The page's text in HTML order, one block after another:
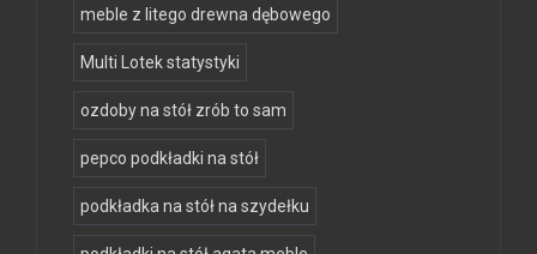
meble z litego drewna dębowego
Multi Lotek statystyki
ozdoby na stół zrób to sam
pepco podkładki na stół
podkładka na stół na szydełku